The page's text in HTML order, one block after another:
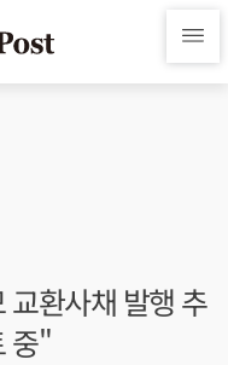
환사채 발행 추
중"